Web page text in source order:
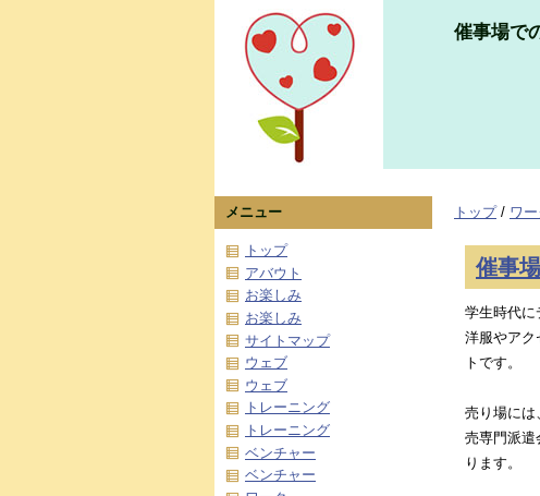
催事場で
トップ/ ワー
催事
学生時代に
洋服やアク
トです。
売り場には
売専門派遣
ります。
メニュー
トップ
アバウト
お楽しみ
お楽しみ
サイトマップ
ウェブ
ウェブ
トレーニング
トレーニング
ベンチャー
ベンチャー